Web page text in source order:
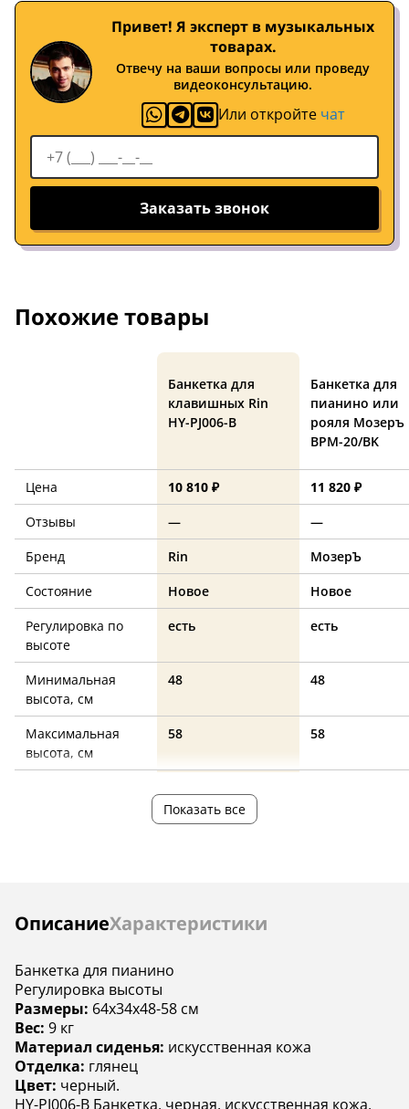
Привет! Я эксперт в музыкальных
товарах.
Отвечу на ваши вопросы или проведу
видеоконсультацию.
Или откройте чат
Заказать звонок
Похожие товары
Банкетка для
клавишных Rin
HY-PJ006-B
Банкетка для
пианино или
рояля Мозеръ
BPM-20/BK
Цена 10 810 ₽
11 820 ₽
Отзывы
—
—
Бренд
Rin
МозерЪ
Состояние
Новое
Новое
Регулировка по
высоте
есть есть
Минимальная
высота, см
48 48
Максимальная
высота, см
58 58
дерево
Показать все
ОписаниеХарактеристики
Инструкции
Банкетка для пианино
Регулировка высоты
Размеры: 64х34x48-58 см
Вес: 9 кг
Материал сиденья: искусственная кожа
Отделка: глянец
Цвет: черный.
HY-PJ006-B Банкетка, черная, искусственная кожа,